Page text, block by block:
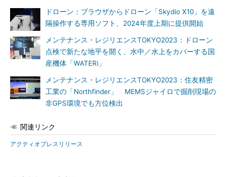
ドローン：ブラウザからドローン「Skydio X10」を遠
隔操作する専用ソフト、2024年度上期に提供開始
メンテナンス・レジリエンスTOKYO2023：ドローン
点検で新たな地平を開く、水中／水上をカバーする国
産機体「WATERi」
メンテナンス・レジリエンスTOKYO2023：住友精密
工業の「Northfinder」 MEMSジャイロで掘削現場の
非GPS環境でも方位検出
関連リンク
アクティオプレスリリース